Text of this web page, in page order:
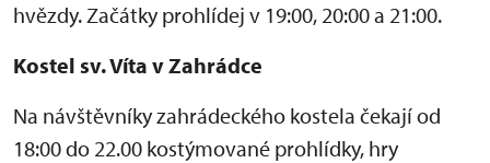
hvězdy. Začátky prohlídej v 19:00, 20:00 a 21:00.
Kostel sv. Víta v Zahrádce
Na návštěvníky zahrádeckého kostela čekají od
18:00 do 22.00 kostýmované prohlídky, hry